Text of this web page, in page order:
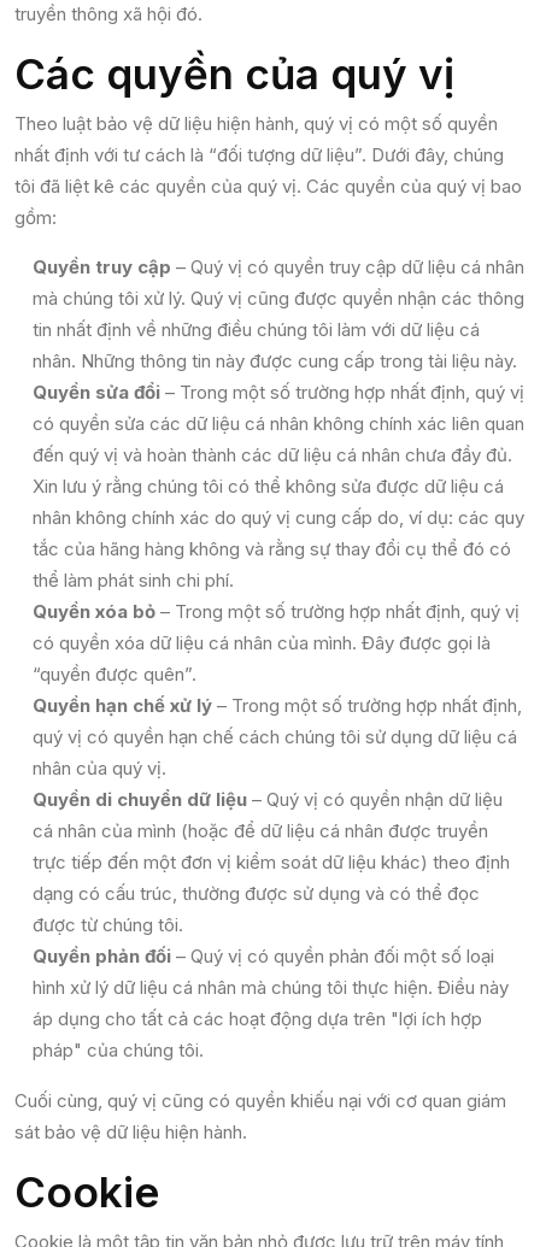
truyền thông xã hội đó.
Các quyền của quý vị
Theo luật bảo vệ dữ liệu hiện hành, quý vị có một số quyền
nhất định với tư cách là “đối tượng dữ liệu”. Dưới đây, chúng
tôi đã liệt kê các quyền của quý vị. Các quyền của quý vị bao
gồm:
Quyền truy cập – Quý vị có quyền truy cập dữ liệu cá nhân
mà chúng tôi xử lý. Quý vị cũng được quyền nhận các thông
tin nhất định về những điều chúng tôi làm với dữ liệu cá
nhân. Những thông tin này được cung cấp trong tài liệu này.
Quyền sửa đổi – Trong một số trường hợp nhất định, quý vị
có quyền sửa các dữ liệu cá nhân không chính xác liên quan
đến quý vị và hoàn thành các dữ liệu cá nhân chưa đầy đủ.
Xin lưu ý rằng chúng tôi có thể không sửa được dữ liệu cá
nhân không chính xác do quý vị cung cấp do, ví dụ: các quy
tắc của hãng hàng không và rằng sự thay đổi cụ thể đó có
thể làm phát sinh chi phí.
Quyền xóa bỏ – Trong một số trường hợp nhất định, quý vị
có quyền xóa dữ liệu cá nhân của mình. Đây được gọi là
“quyền được quên”.
Quyền hạn chế xử lý – Trong một số trường hợp nhất định,
quý vị có quyền hạn chế cách chúng tôi sử dụng dữ liệu cá
nhân của quý vị.
Quyền di chuyển dữ liệu – Quý vị có quyền nhận dữ liệu
cá nhân của mình (hoặc để dữ liệu cá nhân được truyền
trực tiếp đến một đơn vị kiểm soát dữ liệu khác) theo định
dạng có cấu trúc, thường được sử dụng và có thể đọc
được từ chúng tôi.
Quyền phản đối – Quý vị có quyền phản đối một số loại
hình xử lý dữ liệu cá nhân mà chúng tôi thực hiện. Điều này
áp dụng cho tất cả các hoạt động dựa trên "lợi ích hợp
pháp" của chúng tôi.
Cuối cùng, quý vị cũng có quyền khiếu nại với cơ quan giám
sát bảo vệ dữ liệu hiện hành.
Cookie
Cookie là một tập tin văn bản nhỏ được lưu trữ trên máy tính